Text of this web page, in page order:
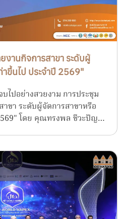
งานกิจการสาขา ระดับผู้
าขึ้นไป ประจำปี 2569"
ไปอย่างสวยงาม การประชุม
ขา ระดับผู้จัดการสาขาหรือ
โดย คุณทรงพล ชีวะปัญ…